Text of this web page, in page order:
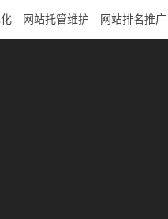
网站托管维护 网站排名推广